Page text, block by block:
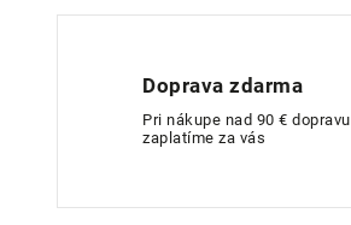
Doprava zdarma
Pri nákupe nad 90 € dopravu
zaplatíme za vás